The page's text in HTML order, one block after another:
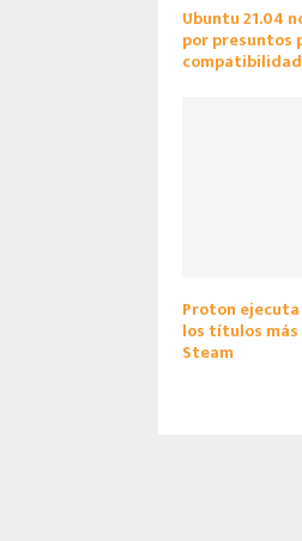
Ubuntu 21.04
por presuntos
compatibilidad
Proton
los títulos
Steam